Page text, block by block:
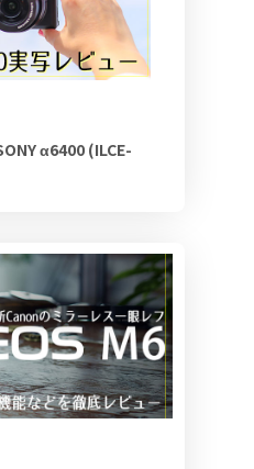
α6400 (ILCE-